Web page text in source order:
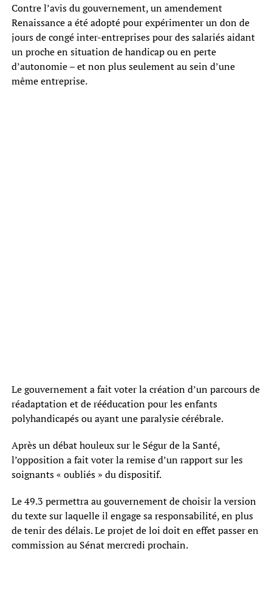
Contre l’avis du gouvernement, un amendement
Renaissance a été adopté pour expérimenter un don de
jours de congé inter-entreprises pour des salariés aidant
un proche en situation de handicap ou en perte
d’autonomie – et non plus seulement au sein d’une
même entreprise.
Le gouvernement a fait voter la création d’un parcours de
réadaptation et de rééducation pour les enfants
polyhandicapés ou ayant une paralysie cérébrale.
Après un débat houleux sur le Ségur de la Santé,
l’opposition a fait voter la remise d’un rapport sur les
soignants « oubliés » du dispositif.
Le 49.3 permettra au gouvernement de choisir la version
du texte sur laquelle il engage sa responsabilité, en plus
de tenir des délais. Le projet de loi doit en effet passer en
commission au Sénat mercredi prochain.